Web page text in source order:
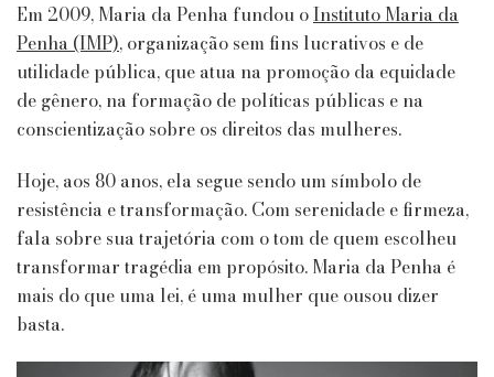
Em 2009, Maria da Penha fundou oInstituto Maria da
Penha (IMP), organização sem fins lucrativos e de
utilidade pública, que atua na promoção da equidade
de gênero, na formação de políticas públicas e na
conscientização sobre os direitos das mulheres.
Hoje, aos 80 anos, ela segue sendo um símbolo de
resistência e transformação. Com serenidade e firmeza,
fala sobre sua trajetória com o tom de quem escolheu
transformar tragédia em propósito. Maria da Penha é
mais do que uma lei, é uma mulher que ousou dizer
basta.